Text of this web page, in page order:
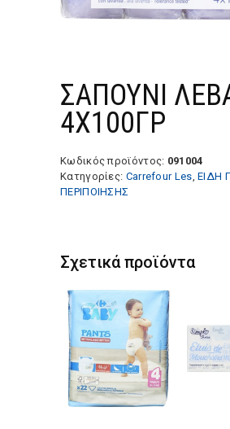
ΣΑΠΟΥΝΙ
4Χ100ΓΡ
Κωδικός προϊόντος: 091004
Κατηγορίες: Carrefour Les ,ΕΙΔΗ
ΠΕΡΙΠΟΙΗΣΗΣ
Σχετικά προϊόντα